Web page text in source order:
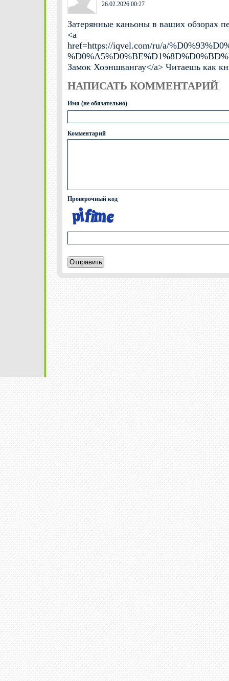
26.02.2026 00:27
Затерянные каньоны в ваших обзорах
<a
href=https://iqvel.com/ru/a/
Замок Хоэншвангау</a> Читаешь как
НАПИСАТЬ КОММЕНТАРИЙ
Имя (не обязательно)
Комментарий
Проверочный код
Отправить